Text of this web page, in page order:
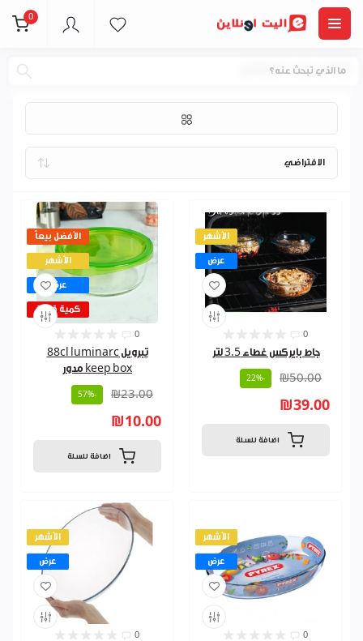
0
اواني خبز - بايركس
الأفضل بيعاً
الأشهر
عرض
كمية قليلة
0
تبرويل 88cl luminarc
keep box مدور
₪23.00
-57%
₪10.00
اضافة للسلة
الأشهر
عرض
0
جاط بايركس غطاء 3.5 لتر
₪50.00
-22%
₪39.00
اضافة للسلة
الأشهر
عرض
0
الأشهر
عرض
0